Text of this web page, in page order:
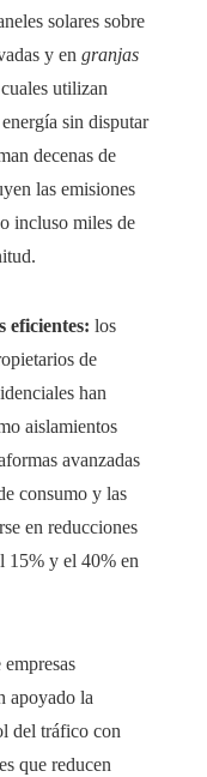
solares sobre
y en granjas
utilizan
sin disputar
decenas de
las emisiones
incluso miles de
eficientes: los
de
han
aislamientos
avanzadas
consumo y las
en reducciones
15% y el 40% en
apoyado la
del tráfico con
que reducen